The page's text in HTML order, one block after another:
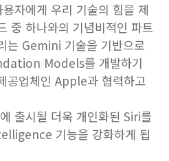
자에게 우리 기술의 힘을 제
중 하나와의 기념비적인 파트
는 Gemini 기술을 기반으로
Models를 개발하기
공업체인 Apple과 협력하고
출시될 더욱 개인화된 Siri를
기능을 강화하게 됩